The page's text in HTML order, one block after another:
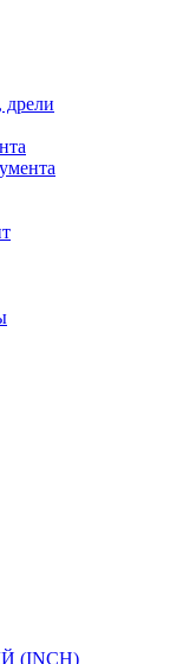
дрели
(INCH)